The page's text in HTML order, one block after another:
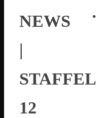
NEWS
|
STAFFEL
12